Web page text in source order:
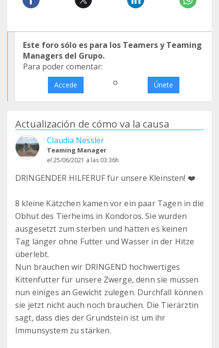
Este foro sólo es para los Teamers y Teaming
Managers del Grupo.
Para poder comentar:
Accede o Únete
Actualización de cómo va la causa
Claudia Nessler
Teaming Manager
el 25/06/2021 a las 03:36h
DRINGENDER HILFERUF für unsere Kleinsten! ❤️
8 kleine Kätzchen kamen vor ein paar Tagen in die
Obhut des Tierheims in Kondoros. Sie wurden
ausgesetzt zum sterben und hätten es keinen
Tag länger ohne Futter und Wasser in der Hitze
überlebt.
Nun brauchen wir DRINGEND hochwertiges
Kittenfutter für unsere Zwerge, denn sie müssen
nun einiges an Gewicht zulegen. Durchfall können
sie jetzt nicht auch noch brauchen. Die Tierärztin
sagt, dass dies der Grundstein ist um ihr
Immunsystem zu stärken.